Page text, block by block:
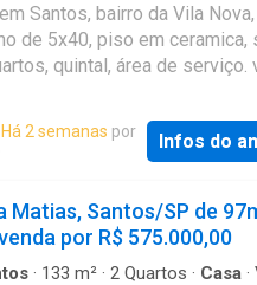
Santos, bairro da Vila
de 5x40, piso em ceramica,
quintal, área de serviço.
2 semanas por
Infos do
Matias, Santos/SP de
por R$ 575.000,00
· 133 m² · 2 Quartos · Casa ·